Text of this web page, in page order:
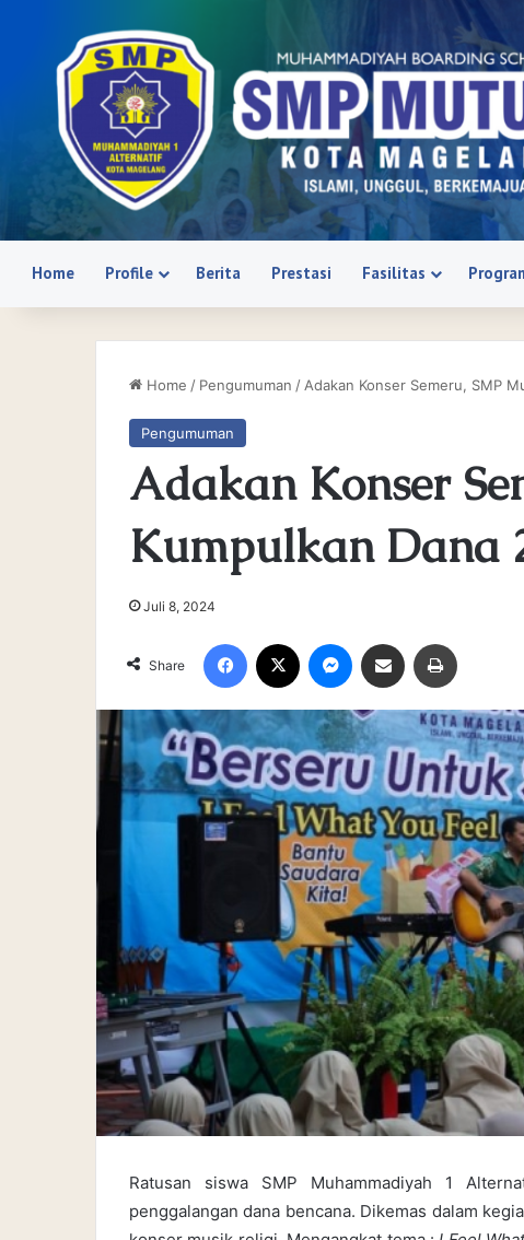
Home Profile Berita Prestasi Fasilitas
Home / Pengumuman / Adakan Konser Semeru, SMP
Pengumuman
Adakan Konser
Kumpulkan Dana
Juli 8, 2024
Share
Ratusan siswa SMP Muhammadiyah 1
penggalangan dana bencana. Dikemas dalam